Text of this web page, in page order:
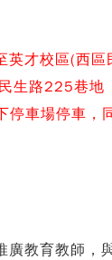
英才校區(西區
生路225巷地
場停車，
廣教育教師，